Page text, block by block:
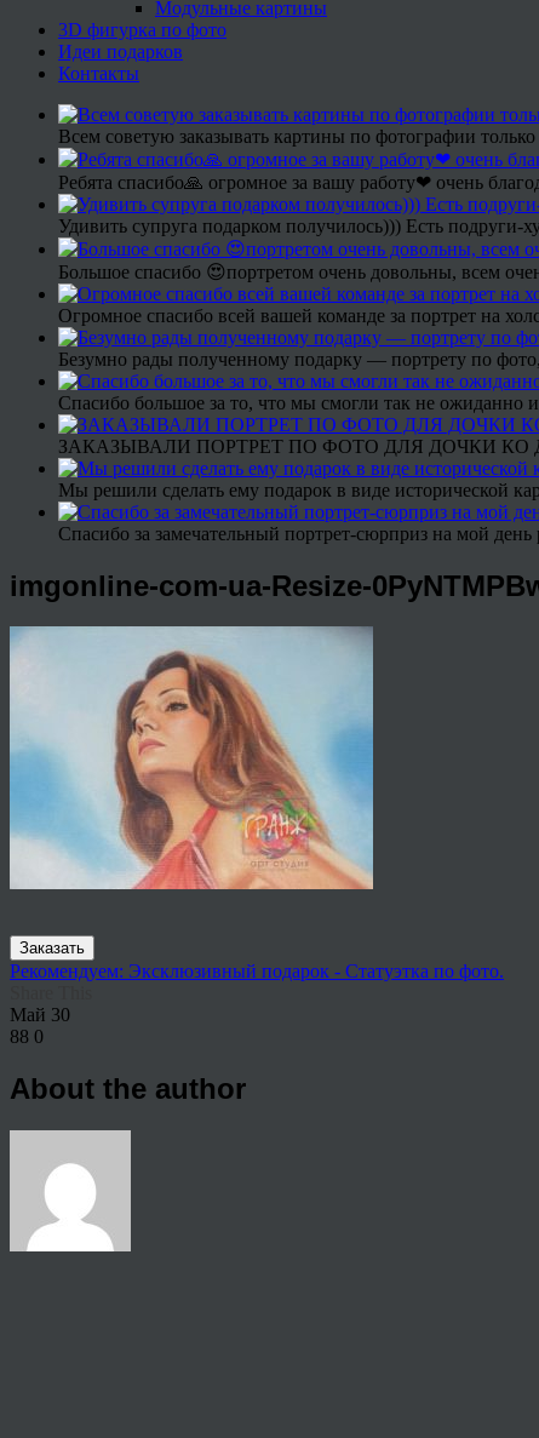
Модульные картины
3D фигурка по фото
Идеи подарков
Контакты
Всем советую заказывать картины по фотографии
Ребята спасибо🙏 огромное за вашу работу❤ очень
Удивить супруга подарком получилось))) Есть подруги-
Большое спасибо 😍портретом очень довольны, всем
Огромное спасибо всей вашей команде за портрет на
Безумно рады полученному подарку — портрету по
Спасибо большое за то, что мы смогли так не ожиданно
ЗАКАЗЫВАЛИ ПОРТРЕТ ПО ФОТО ДЛЯ ДОЧКИ КО
Мы решили сделать ему подарок в виде исторической
Спасибо за замечательный портрет-сюрприз на мой
imgonline-com-ua-Resize-
Заказать
Рекомендуем: Эксклюзивный подарок - Статуэтка по фото.
Май 30
88 0
About the author